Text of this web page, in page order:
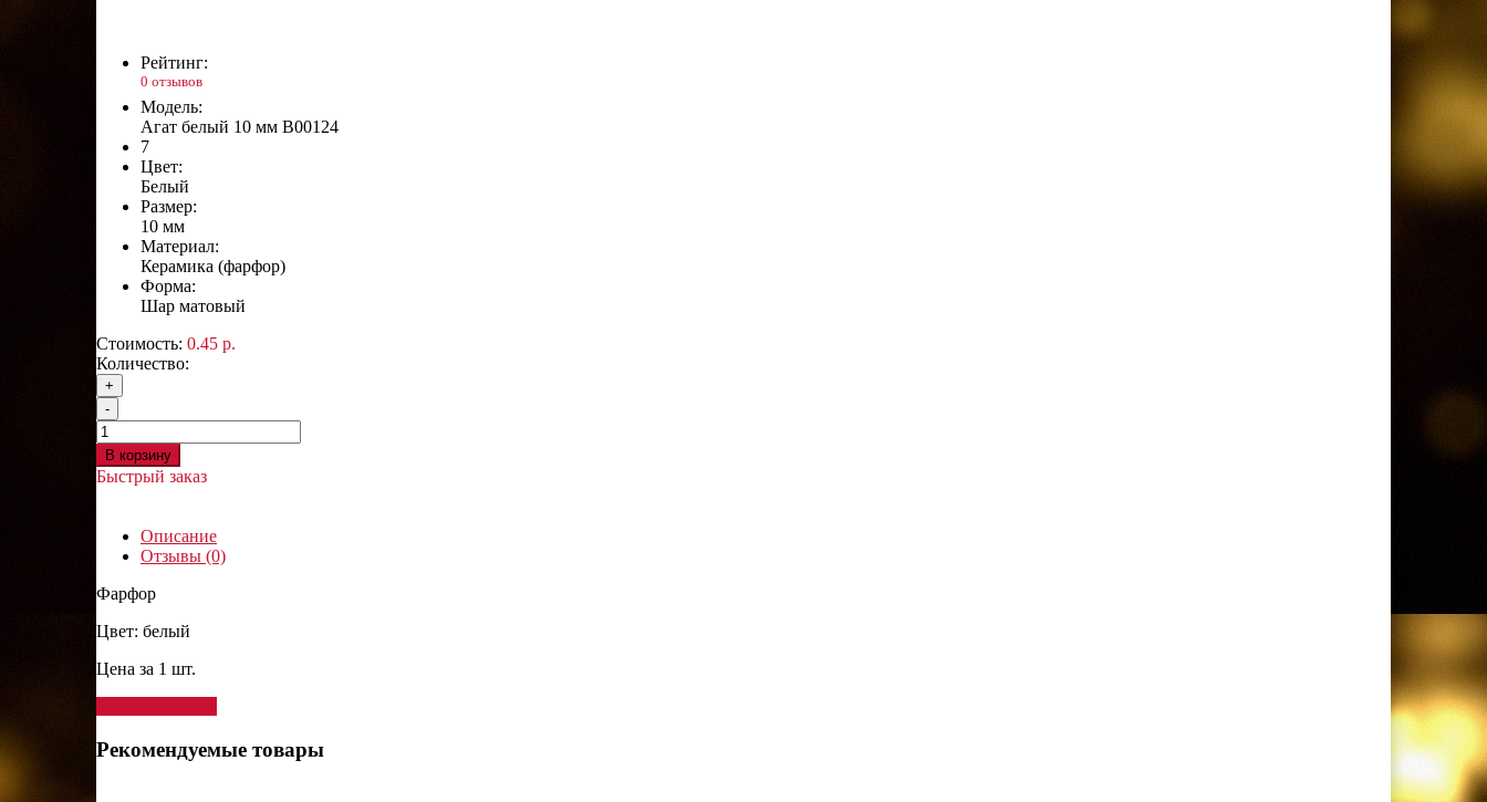
Рейтинг:
0 отзывов
Модель:
Агат белый 10 мм B00124
7
Цвет:
Белый
Размер:
10 мм
Материал:
Керамика (фарфор)
Форма:
Шар матовый
Стоимость: 0.45 р.
Количество:
+
-
В корзину
Быстрый заказ
Описание
Отзывы (0)
Фарфор
Цвет: белый
Цена за 1 шт.
Рекомендуемые товары